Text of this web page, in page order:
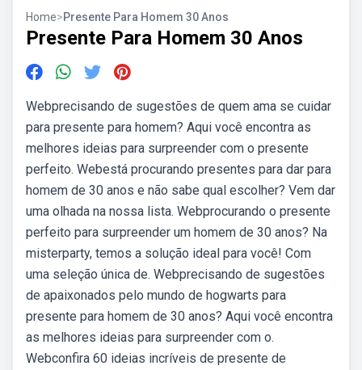
Home>Presente Para Homem 30 Anos
Presente Para Homem 30 Anos
Webprecisando de sugestões de quem ama se cuidar
para presente para homem? Aqui você encontra as
melhores ideias para surpreender com o presente
perfeito. Webestá procurando presentes para dar para
homem de 30 anos e não sabe qual escolher? Vem dar
uma olhada na nossa lista. Webprocurando o presente
perfeito para surpreender um homem de 30 anos? Na
misterparty, temos a solução ideal para você! Com
uma seleção única de. Webprecisando de sugestões
de apaixonados pelo mundo de hogwarts para
presente para homem de 30 anos? Aqui você encontra
as melhores ideias para surpreender com o.
Webconfira 60 ideias incríveis de presente de